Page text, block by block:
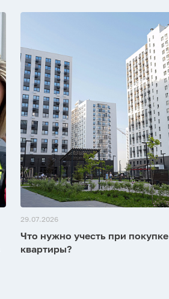
29.07.2026
Что нужно учесть при покупке
квартиры?